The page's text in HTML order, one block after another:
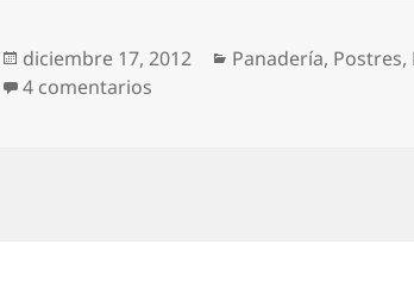
Publicado
el
diciembre 17, 2012 Categorías
Panadería, Postres,
4 comentarios